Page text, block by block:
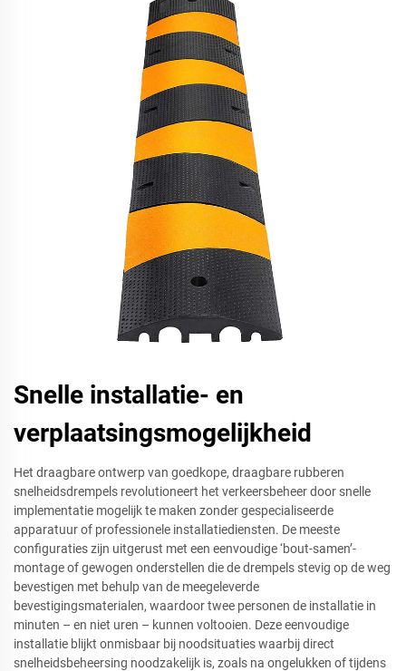
Snelle installatie- en
verplaatsingsmogelijkheid
Het draagbare ontwerp van goedkope, draagbare rubberen
snelheidsdrempels revolutioneert het verkeersbeheer door snelle
implementatie mogelijk te maken zonder gespecialiseerde
apparatuur of professionele installatiediensten. De meeste
configuraties zijn uitgerust met een eenvoudige ‘bout-samen’-
montage of gewogen onderstellen die de drempels stevig op de weg
bevestigen met behulp van de meegeleverde
bevestigingsmaterialen, waardoor twee personen de installatie in
minuten – en niet uren – kunnen voltooien. Deze eenvoudige
installatie blijkt onmisbaar bij noodsituaties waarbij direct
snelheidsbeheersing noodzakelijk is, zoals na ongelukken of tijdens